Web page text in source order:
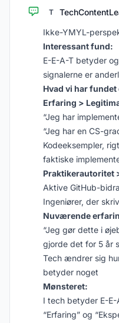
T
Ikke-YMYL-
Interessant fund:
E-E-A-T betyder
signalerne er
Hvad vi har
Erfaring >
“Jeg har
“Jeg har en CS-
Kodeeksempler,
faktiske
Praktikerautoritet
Aktive GitHub-
Ingeniører, der
Nuværende
“Jeg gør dette i
gjorde det for 5 år
Tech ændrer sig
betyder noget
Mønsteret:
I tech betyder E-
“Erfaring” og